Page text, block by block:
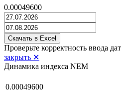
0.00049600
Проверьте корректность ввода дат
закрыть ✕
Динамика индекса NEM
0.00049600